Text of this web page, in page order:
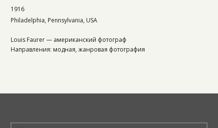
1916
Philadelphia, Pennsylvania, USA
Louis Faurer — американский фотограф
Направления: модная, жанровая фотография